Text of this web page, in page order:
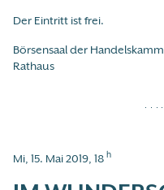
Der Eintritt ist frei.
Börsensaal der
Rathaus
Mi, 15. Mai 2019, 18 h